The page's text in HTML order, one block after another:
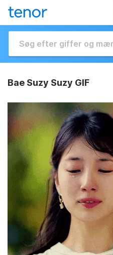
Bae Suzy Suzy GIF